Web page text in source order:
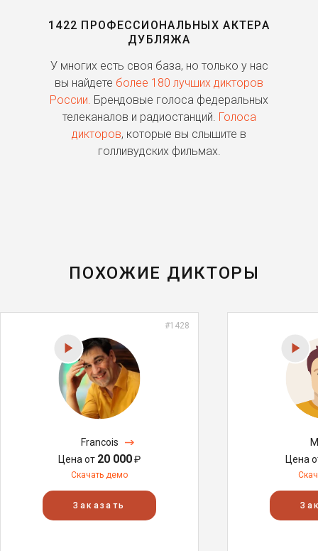
1422 ПРОФЕССИОНАЛЬНЫХ АКТЕРА
ДУБЛЯЖА
У многих есть своя база, но только у нас
вы найдете более 180 лучших дикторов
России. Брендовые голоса федеральных
телеканалов и радиостанций. Голоса
дикторов, которые вы слышите в
голливудских фильмах.
ПОХОЖИЕ ДИКТОРЫ
#1428
Francois
Цена от 20 000₽
Скачать демо
Заказать
Цена